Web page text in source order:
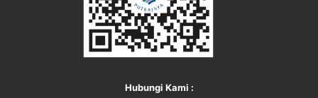
Hubungi Kami :